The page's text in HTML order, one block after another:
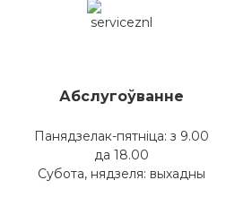
Абслугоўванне
Панядзелак-пятніца: з 9.00
да 18.00
Субота, нядзеля: выхадны